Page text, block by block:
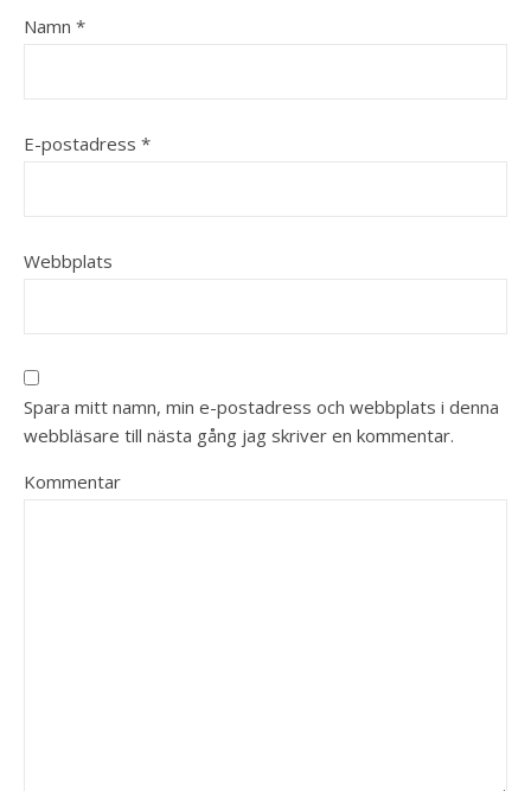
Namn *
E-postadress *
Webbplats
Spara mitt namn, min e-postadress och webbplats i denna
webbläsare till nästa gång jag skriver en kommentar.
Kommentar